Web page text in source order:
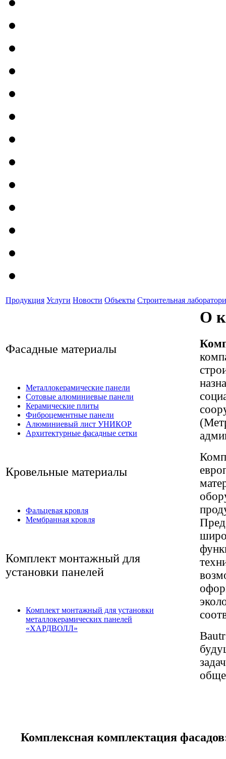
Продукция Услуги Новости Объекты Строительная
Фасадные материалы
Металлокерамические панели
Сотовые алюминиевые панели
Керамические плиты
Фиброцементные панели
Алюминиевый лист УНИКОР
Архитектурные фасадные сетки
Кровельные материалы
Фальцевая кровля
Мембранная кровля
Комплект монтажный для
установки панелей
Комплект монтажный для установки
металлокерамических панелей
«ХАРДВОЛЛ»
О
Комплексная комплектация